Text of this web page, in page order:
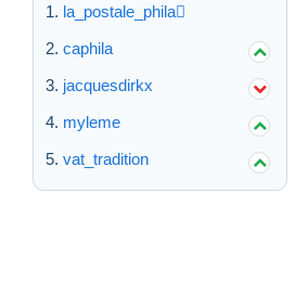
la_postale_phila
caphila
jacquesdirkx
myleme
vat_tradition